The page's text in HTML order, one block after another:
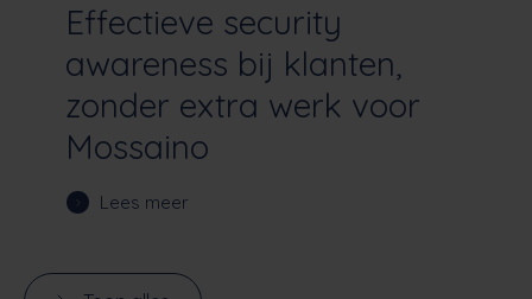
Effectieve security
awareness bij klanten,
zonder extra werk voor
Mossaino
Lees meer